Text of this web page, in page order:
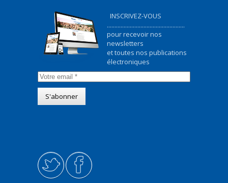
INSCRIVEZ-VOUS
...................................................
pour recevoir nos
newsletters
et toutes nos publications
électroniques